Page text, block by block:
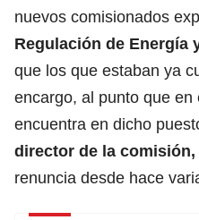
nuevos comisionados
Regulación de Energía
que los que estaban ya
encargo, al punto que
encuentra en dicho
director de la comisión,
renuncia desde hace